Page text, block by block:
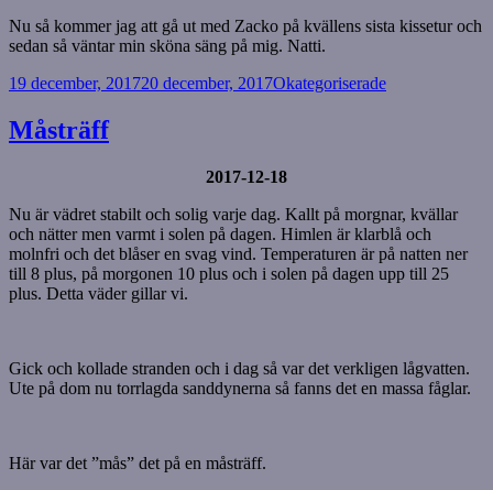
Nu så kommer jag att gå ut med Zacko på kvällens sista kissetur och
sedan så väntar min sköna säng på mig. Natti.
Postat
19 december, 201720 december, 2017Kategorier
Okategoriserade
Måsträff
2017-12-18
Nu är vädret stabilt och solig varje dag. Kallt på morgnar, kvällar
och nätter men varmt i solen på dagen. Himlen är klarblå och
molnfri och det blåser en svag vind. Temperaturen är på natten ner
till 8 plus, på morgonen 10 plus och i solen på dagen upp till 25
plus. Detta väder gillar vi.
Gick och kollade stranden och i dag så var det verkligen lågvatten.
Ute på dom nu torrlagda sanddynerna så fanns det en massa fåglar.
Här var det ”mås” det på en måsträff.